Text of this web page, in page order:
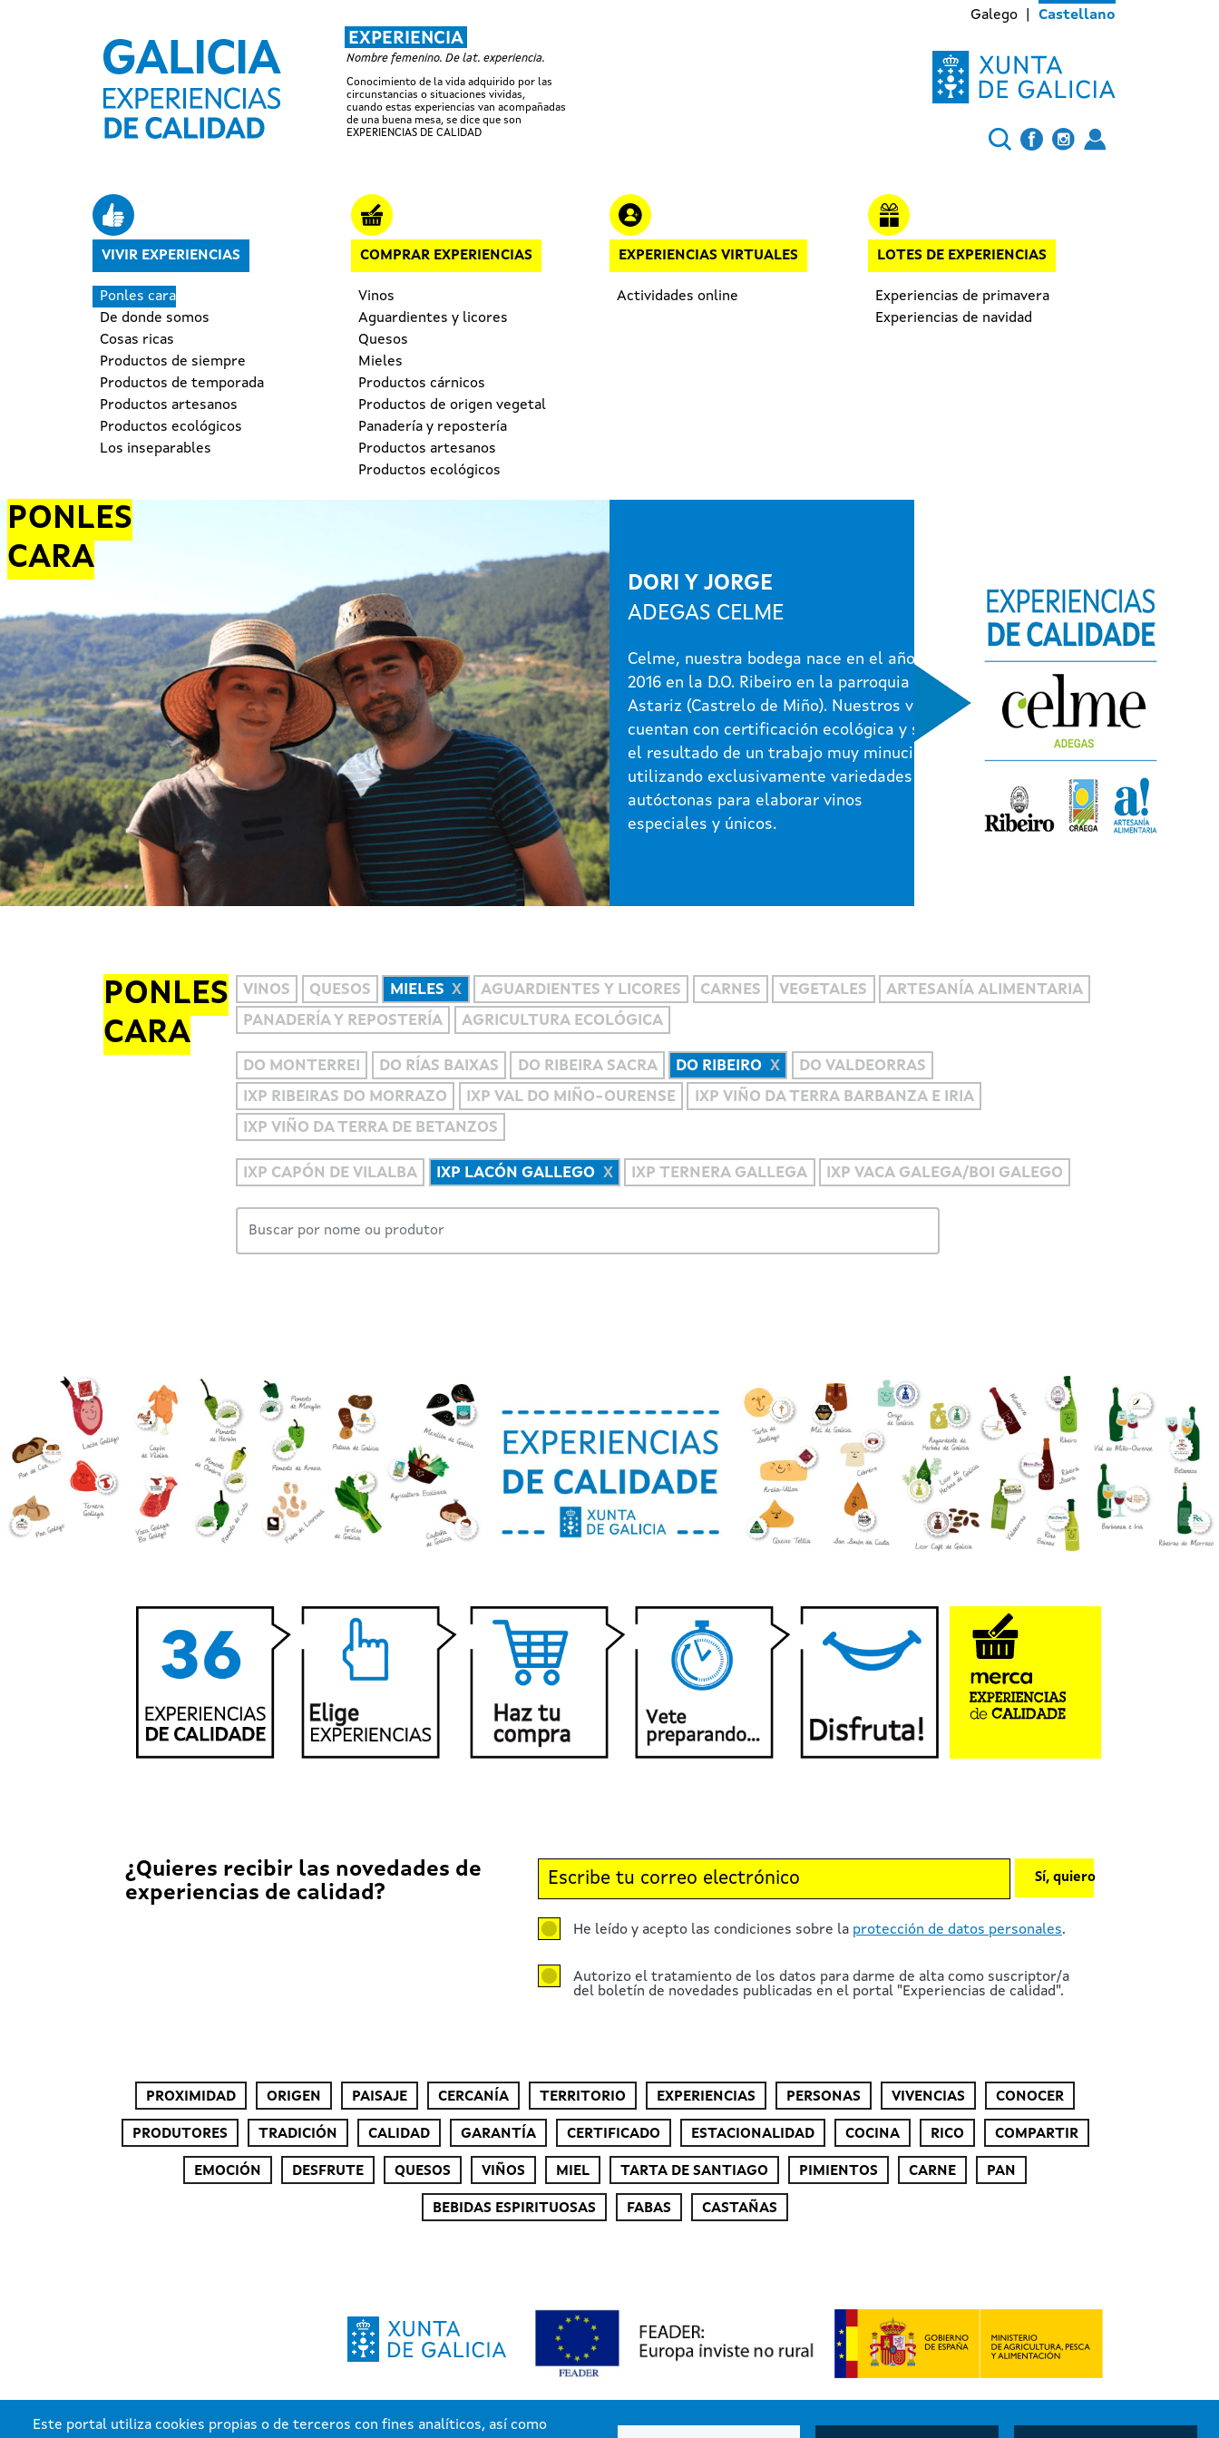
Este portal utiliza cookies propias o de terceros con fines analíticos, así como
Galego Castellano
EXPERIENCIA
Nombre femenino. De lat. experiencia.
Conocimiento de la vida adquirido por las
circunstancias o situaciones vividas,
cuando estas experiencias van acompañadas
de una buena mesa, se dice que son
EXPERIENCIAS DE CALIDAD
VIVIR EXPERIENCIAS
Ponles cara
De donde somos
Cosas ricas
Productos de siempre
Productos de temporada
Productos artesanos
Productos ecológicos
Los inseparables
COMPRAR EXPERIENCIAS
Vinos
Aguardientes y licores
Quesos
Mieles
Productos cárnicos
Productos de origen vegetal
Panadería y repostería
Productos artesanos
Productos ecológicos
EXPERIENCIAS VIRTUALES
Actividades online
LOTES DE EXPERIENCIAS
Experiencias de primavera
Experiencias de navidad
PONLES
CARA
DORI Y JORGE
ADEGAS CELME
Celme, nuestra bodega nace en el año
2016 en la D.O. Ribeiro en la parroquia de
Astariz (Castrelo de Miño). Nuestros vinos
cuentan con certificación ecológica y son
el resultado de un trabajo muy minucioso,
utilizando exclusivamente variedades
autóctonas para elaborar vinos
especiales y únicos.
PONLES
CARA
VINOS QUESOS MIELES AGUARDIENTES Y LICORES CARNES VEGETALES
ARTESANÍA ALIMENTARIA
PANADERÍA Y REPOSTERÍA
AGRICULTURA ECOLÓGICA
DO MONTERREI DO RÍAS BAIXAS DO RIBEIRA SACRA DO RIBEIRO
DO VALDEORRAS
IXP RIBEIRAS DO MORRAZO
IXP VAL DO MIÑO-OURENSE
IXP VIÑO DA TERRA BARBANZA E IRIA
IXP VIÑO DA TERRA DE BETANZOS
IXP CAPÓN DE VILALBA IXP LACÓN GALLEGO IXP TERNERA GALLEGA IXP VACA GALEGA/BOI GALEGO
¿Quieres recibir las novedades de
experiencias de calidad?
He leído y acepto las condiciones sobre la protección de datos personales.
Autorizo el tratamiento de los datos para darme de alta como suscriptor/a
del boletín de novedades publicadas en el portal "Experiencias de calidad".
Sí, quiero
PROXIMIDAD ORIGEN PAISAJE CERCANÍA TERRITORIO EXPERIENCIAS PERSONAS VIVENCIAS CONOCER
PRODUTORES TRADICIÓN CALIDAD GARANTÍA CERTIFICADO ESTACIONALIDAD COCINA RICO COMPARTIR
EMOCIÓN DESFRUTE QUESOS VIÑOS MIEL TARTA DE SANTIAGO PIMIENTOS CARNE PAN
BEBIDAS ESPIRITUOSAS FABAS CASTAÑAS
Xunta de Galicia. Información mantenida y publicada por la Xunta de Galicia